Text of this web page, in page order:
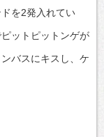
を2発入れてい
ットピットンゲが
バスにキスし、ケ